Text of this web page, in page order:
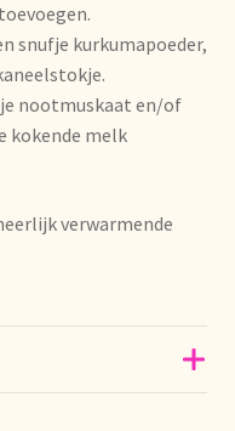
snufje kurkumapoeder,
nootmuskaat en/of
kokende melk
verwarmende